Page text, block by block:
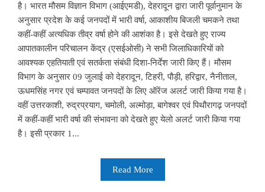
है। भारत मौसम विज्ञान विभाग (आईएमडी), देहरादून द्वारा जारी पूर्वानुमान के
अनुसार प्रदेश के कई जनपदों में भारी वर्षा, आकाशीय बिजली चमकने तथा
कहीं-कहीं अत्यधिक तीव्र वर्षा होने की आशंका है। इसे देखते हुए राज्य
आपातकालीन परिचालन केंद्र (एसईओसी) ने सभी जिलाधिकारियों को
आवश्यक एहतियाती एवं सतर्कता संबंधी दिशा-निर्देश जारी किए हैं। मौसम
विभाग के अनुसार 09 जुलाई को देहरादून, टिहरी, पौड़ी, हरिद्वार, नैनीताल,
ऊधमसिंह नगर एवं चम्पावत जनपदों के लिए ऑरेंज अलर्ट जारी किया गया है।
वहीं उत्तरकाशी, रुद्रप्रयाग, चमोली, अल्मोड़ा, बागेश्वर एवं पिथौरागढ़ जनपदों
में कहीं-कहीं भारी वर्षा की संभावना को देखते हुए येलो अलर्ट जारी किया गया
है। इसी प्रकार 1...
Read More